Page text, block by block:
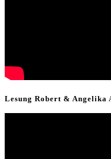
Lesung Robert & Angelika